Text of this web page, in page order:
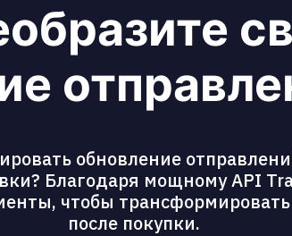
обновление
Благодаря мощному API
чтобы
после покупки.